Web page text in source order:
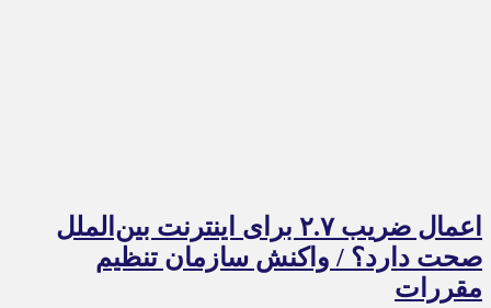
اعمال ضریب ۲.۷ برای اینترنت بین‌الملل
صحت دارد؟ / واکنش سازمان تنظیم
مقررات